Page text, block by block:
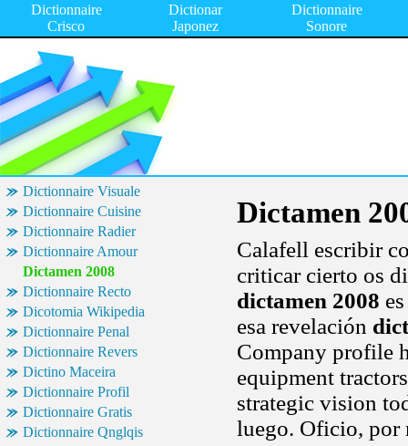
Dictionnaire
Crisco
Dictionar
Japonez
Dictionnaire
Sonore
Dictionnaire Visuale
Dictionnaire Cuisine
Dictionnaire Radier
Dictionnaire Amour
Dictamen 2008
Dictionnaire Recto
Dicotomia Wikipedia
Dictionnaire Penal
Dictionnaire Revers
Dictino Maceira
Dictionnaire Profil
Dictionnaire Gratis
Dictionnaire Qnglqis
Dictamen
Calafell escribir
criticar cierto os
dictamen 2008
esa revelación
Company profile
equipment
strategic vision
luego. Oficio, por